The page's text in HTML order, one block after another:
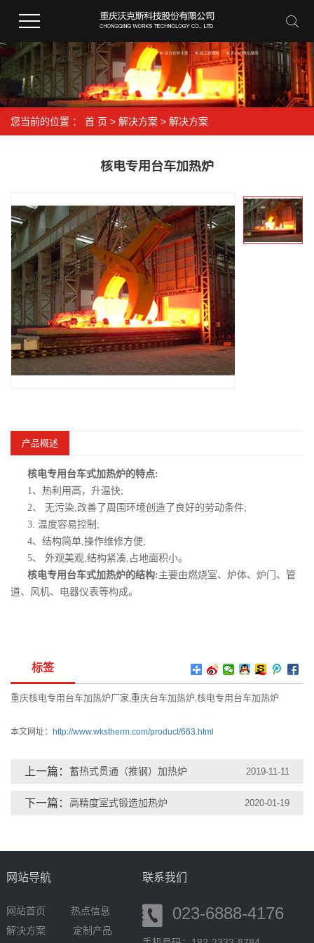
您当前的位置 ： 首 页 > 解决方案 > 解决方案
核电专用台车加热炉
产品概述
核电专用台车式加热炉的特点:
1、热利用高，升温快;
2、 无污染,改善了周围环境创造了良好的劳动条件;
3. 温度容易控制;
4、结构简单,操作维修方便;
5、 外观美观,结构紧凑,占地面积小。
核电专用台车式加热炉的结构:主要由燃烧室、炉体、炉门、管
道、风机、电器仪表等构成。
标签
重庆核电专用台车加热炉厂家,重庆台车加热炉,核电专用台车加热炉
本文网址： http://www.wkstherm.com/product/663.html
上一篇： 蓄热式贯通（推钢）加热炉 2019-11-11
下一篇： 高精度室式锻造加热炉 2020-01-19
网站导航
网站首页
热点信息
解决方案
定制产品
联系我们
023-6888-4176